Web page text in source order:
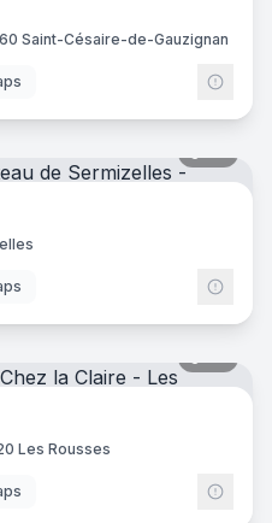
Saint-Césaire-de-Gauzignan
Les Rousses